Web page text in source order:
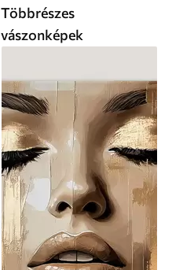
Többrészes
vászonképek